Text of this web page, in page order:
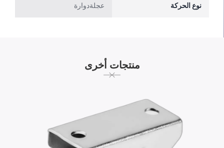
نوع الحركة عجلةدوارة
منتجات أخرى